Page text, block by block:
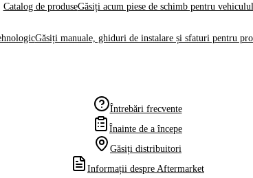
Catalog de produseGăsiți acum piese de schimb pentru
Găsiți manuale, ghiduri de instalare și sfaturi pentru
Întrebări frecvente
Înainte de a începe
Găsiți distribuitori
Informații despre Aftermarket